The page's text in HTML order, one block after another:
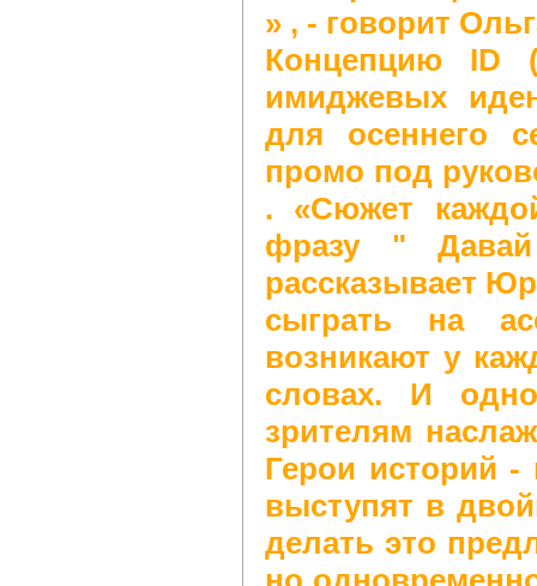
» , - говорит
Концепцию ID
имиджевых
для осеннего
промо под
. «Сюжет
фразу "
рассказывает
сыграть на
возникают у
словах. И
зрителям
Герои историй -
выступят в
делать это